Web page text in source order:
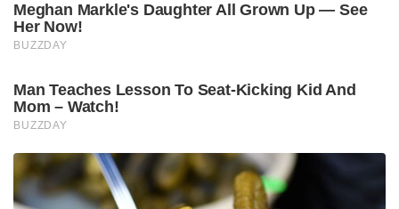
Meghan Markle's Daughter All Grown Up — See
Her Now!
BUZZDAY
Man Teaches Lesson To Seat-Kicking Kid And
Mom – Watch!
BUZZDAY